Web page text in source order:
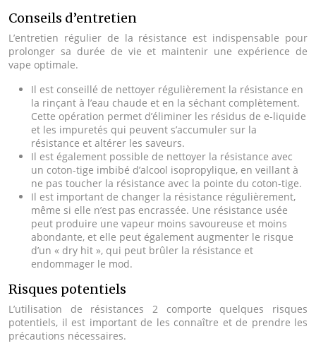
Conseils d’entretien
L’entretien régulier de la résistance est indispensable pour
prolonger sa durée de vie et maintenir une expérience de
vape optimale.
Il est conseillé de nettoyer régulièrement la résistance en
la rinçant à l’eau chaude et en la séchant complètement.
Cette opération permet d’éliminer les résidus de e-liquide
et les impuretés qui peuvent s’accumuler sur la
résistance et altérer les saveurs.
Il est également possible de nettoyer la résistance avec
un coton-tige imbibé d’alcool isopropylique, en veillant à
ne pas toucher la résistance avec la pointe du coton-tige.
Il est important de changer la résistance régulièrement,
même si elle n’est pas encrassée. Une résistance usée
peut produire une vapeur moins savoureuse et moins
abondante, et elle peut également augmenter le risque
d’un « dry hit », qui peut brûler la résistance et
endommager le mod.
Risques potentiels
L’utilisation de résistances 2 comporte quelques risques
potentiels, il est important de les connaître et de prendre les
précautions nécessaires.